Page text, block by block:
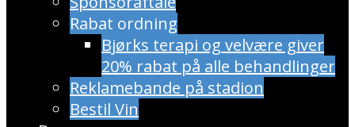
Rabat ordning
​Bjørks terapi og velvære giver
20% rabat på alle behandlinger
Reklamebande på stadion
Bestil Vin